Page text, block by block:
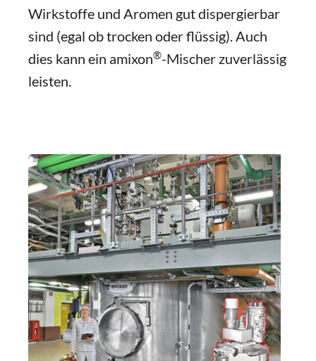
Wirkstoffe und Aromen gut dispergierbar
sind (egal ob trocken oder flüssig). Auch
dies kann ein amixon®-Mischer zuverlässig
leisten.